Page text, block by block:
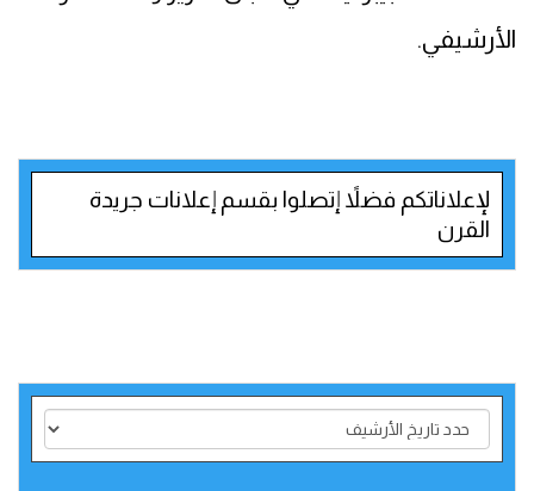
الأرشيفي.
لإعلاناتكم فضلاً إتصلوا بقسم إعلانات جريدة
القرن